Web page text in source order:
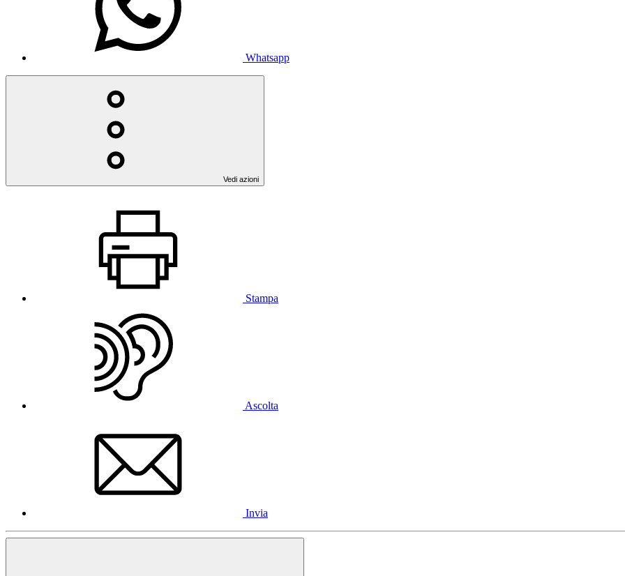
Whatsapp
Vedi azioni
Stampa
Ascolta
Invia